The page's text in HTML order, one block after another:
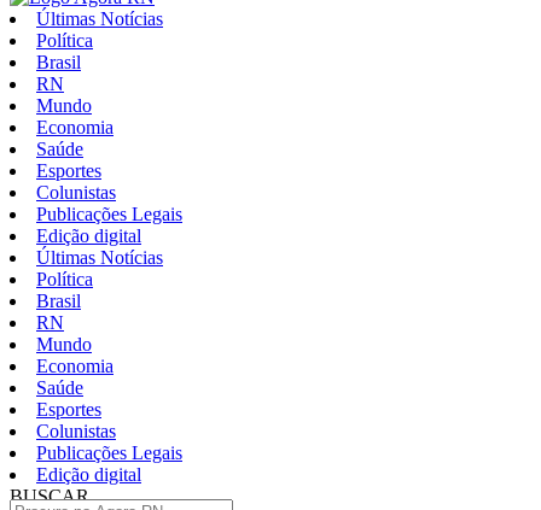
Últimas Notícias
Política
Brasil
RN
Mundo
Economia
Saúde
Esportes
Colunistas
Publicações Legais
Edição digital
Últimas Notícias
Política
Brasil
RN
Mundo
Economia
Saúde
Esportes
Colunistas
Publicações Legais
Edição digital
BUSCAR